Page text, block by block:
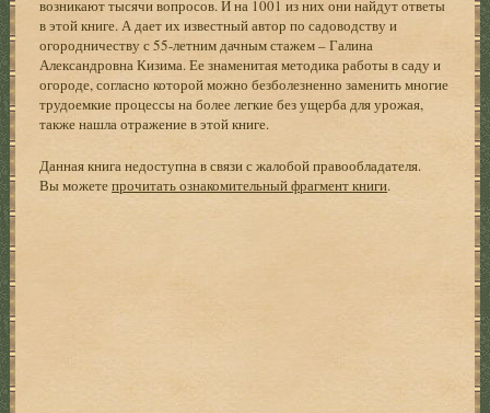
возникают тысячи вопросов. И на 1001 из них они найдут ответы
в этой книге. А дает их известный автор по садоводству и
огородничеству с 55-летним дачным стажем – Галина
Александровна Кизима. Ее знаменитая методика работы в саду и
огороде, согласно которой можно безболезненно заменить многие
трудоемкие процессы на более легкие без ущерба для урожая,
также нашла отражение в этой книге.
Данная книга недоступна в связи с жалобой правообладателя.
Вы можетепрочитать ознакомительный фрагмент книги.